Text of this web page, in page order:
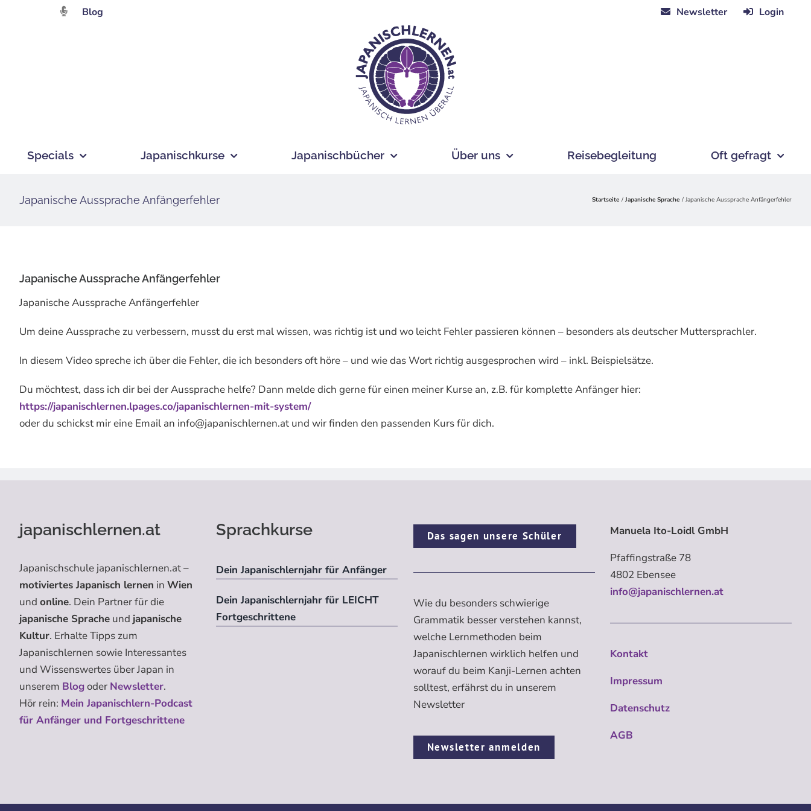
Blog Newsletter Login
Specials Japanischkurse Japanischbücher Über uns Reisebegleitung Oft gefragt
Japanische Aussprache Anfängerfehler Startseite Japanische Sprache Japanische Aussprache Anfängerfehler
Japanische Aussprache Anfängerfehler
Japanische Aussprache Anfängerfehler
Um deine Aussprache zu verbessern, musst du erst mal wissen, was richtig ist und wo leicht Fehler passieren können – besonders als deutscher Muttersprachler.
In diesem Video spreche ich über die Fehler, die ich besonders oft höre – und wie das Wort richtig ausgesprochen wird – inkl. Beispielsätze.
Du möchtest, dass ich dir bei der Aussprache helfe? Dann melde dich gerne für einen meiner Kurse an, z.B. für komplette Anfänger hier:
https://japanischlernen.lpages.co/japanischlernen-mit-system/
oder du schickst mir eine Email an info@japanischlernen.at und wir finden den passenden Kurs für dich.
japanischlernen.at
Japanischschule japanischlernen.at –
motiviertes Japanisch lernen in Wien
und online. Dein Partner für die
japanische Spracheund japanische
Kultur. Erhalte Tipps zum
Japanischlernen sowie Interessantes
und Wissenswertes über Japan in
unserem Blogoder Newsletter.
Hör rein: Mein Japanischlern-Podcast
für Anfänger und Fortgeschrittene
Sprachkurse
Dein Japanischlernjahr für Anfänger
Dein Japanischlernjahr für LEICHT
Fortgeschrittene
Das sagen unsere Schüler
Wie du besonders schwierige
Grammatik besser verstehen kannst,
welche Lernmethoden beim
Japanischlernen wirklich helfen und
worauf du beim Kanji-Lernen achten
solltest, erfährst du in unserem
Newsletter
Newsletter anmelden
Manuela Ito-Loidl GmbH
Pfaffingstraße 78
4802 Ebensee
info@japanischlernen.at
Kontakt
Impressum
Datenschutz
AGB